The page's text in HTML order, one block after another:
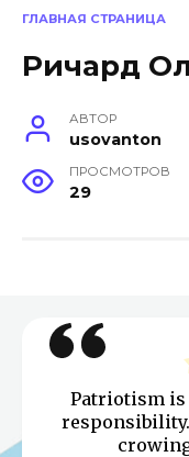
ГЛАВНАЯ СТРАНИЦА
Ричард
АВТОР
usovanton
ПРОСМОТРОВ
29
Patriotism is